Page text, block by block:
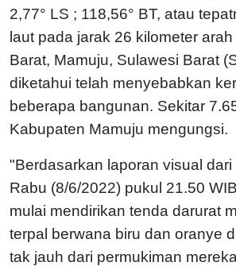
2,77° LS ; 118,56° BT, atau
laut pada jarak 26 kilometer
Barat, Mamuju, Sulawesi Barat
diketahui telah menyebabkan
beberapa bangunan. Sekitar
Kabupaten Mamuju mengungsi.
"Berdasarkan laporan visual
Rabu (8/6/2022) pukul 21.50
mulai mendirikan tenda darurat
terpal berwana biru dan oranye
tak jauh dari permukiman